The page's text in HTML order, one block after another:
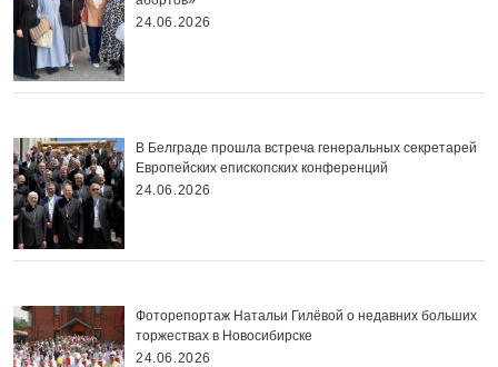
24.06.2026
В Белграде прошла встреча генеральных секретарей
Европейских епископских конференций
24.06.2026
Фоторепортаж Натальи Гилёвой о недавних больших
торжествах в Новосибирске
24.06.2026